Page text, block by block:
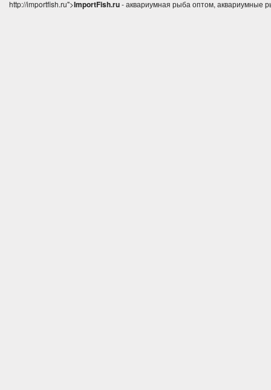
http://importfish.ru">ImportFish.ru- аквариумная рыба оптом, аквариумные